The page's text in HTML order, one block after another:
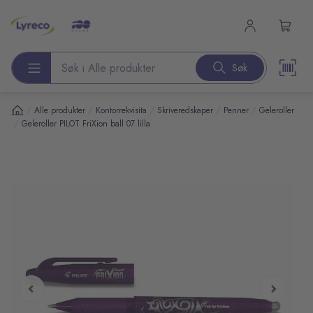
Søk etter produkter Søk
Alle produkter Kontorrekvisita Skriveredskaper Penner Geleroller
Geleroller PILOT FriXion ball 07 lilla